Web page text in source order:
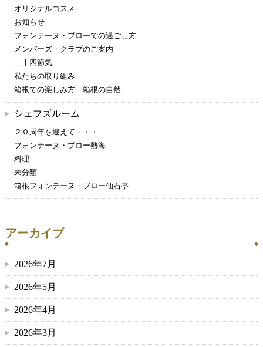
オリジナルコスメ
お知らせ
フォンテーヌ・ブローでの過ごし方
メンバーズ・クラブのご案内
二十四節気
私たちの取り組み
箱根での楽しみ方 箱根の自然
シェフズルーム
２０周年を迎えて・・・
フォンテーヌ・ブロー熱海
料理
未分類
箱根フォンテーヌ・ブロー仙石亭
アーカイブ
2026年7月
2026年5月
2026年4月
2026年3月